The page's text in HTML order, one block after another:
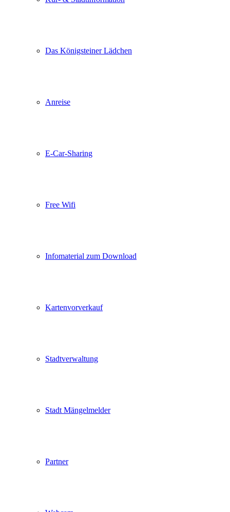
Das Königsteiner Lädchen
Anreise
E-Car-Sharing
Free Wifi
Infomaterial zum Download
Kartenvorverkauf
Stadtverwaltung
Stadt Mängelmelder
Partner